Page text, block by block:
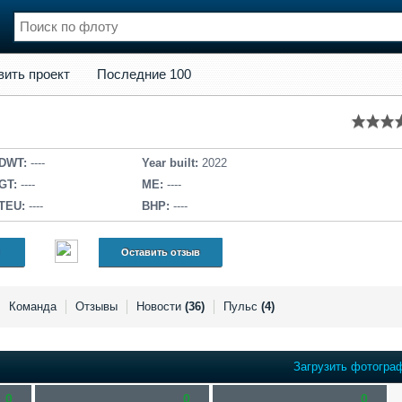
Флот
Отзывы
Все службы
проект Последние 100
----
----
----
Year built: 2022
ME: ----
BHP: ----
Оставить отзыв
Команда Отзывы Новости (36) Пульс (4)
Загрузить
0 0 0